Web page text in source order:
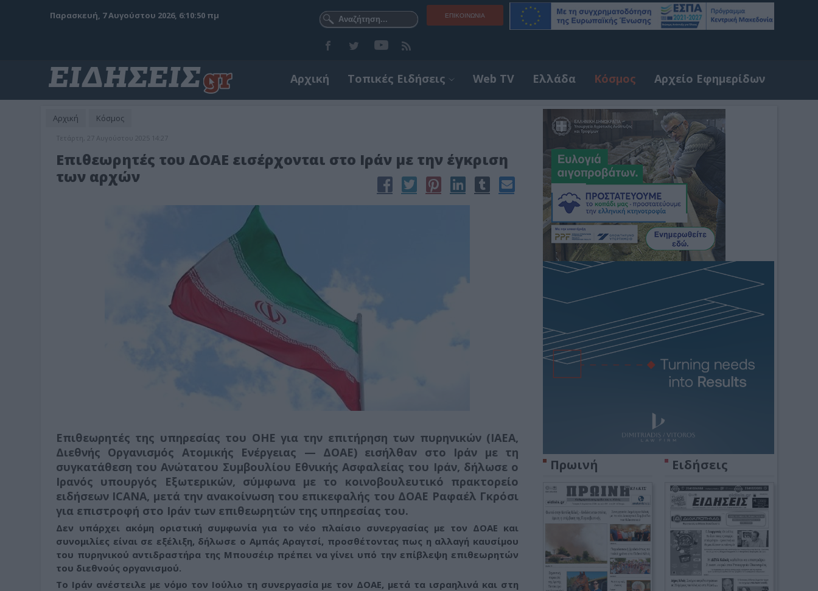
ΕΠΙΚΟΙΝΩΝΊΑ
Παρασκευή, 7 Αυγούστου 2026, 6:10:52 πμ
Αρχική Τοπικές Ειδήσεις Web TV Ελλάδα Κόσμος Αρχείο Εφημερίδων
Αρχική Κόσμος
Τετάρτη, 27 Αυγούστου 2025 14:27
Επιθεωρητές του ΔΟΑΕ εισέρχονται στο Ιράν με την έγκριση
των αρχών
Επιθεωρητές της υπηρεσίας του ΟΗΕ για την επιτήρηση των πυρηνικών (IAEA,
Διεθνής Οργανισμός Ατομικής Ενέργειας — ΔΟΑΕ) εισήλθαν στο Ιράν με τη
συγκατάθεση του Ανώτατου Συμβουλίου Εθνικής Ασφαλείας του Ιράν, δήλωσε ο
Ιρανός υπουργός Εξωτερικών, σύμφωνα με το κοινοβουλευτικό πρακτορείο
ειδήσεων ICANA, μετά την ανακοίνωση του επικεφαλής του ΔΟΑΕ Ραφαέλ Γκρόσι
για επιστροφή στο Ιράν των επιθεωρητών της υπηρεσίας του.
Δεν υπάρχει ακόμη οριστική συμφωνία για το νέο πλαίσιο συνεργασίας με τον ΔΟΑΕ και
συνομιλίες είναι σε εξέλιξη, δήλωσε ο Αμπάς Αραγτσί, προσθέτοντας πως η αλλαγή καυσίμου
του πυρηνικού αντιδραστήρα της Μπουσέιρ πρέπει να γίνει υπό την επίβλεψη επιθεωρητών
του διεθνούς οργανισμού.
Το Ιράν ανέστειλε με νόμο τον Ιούλιο τη συνεργασία με τον ΔΟΑΕ, μετά τα ισραηλινά και στη
Πρωινή Ειδήσεις